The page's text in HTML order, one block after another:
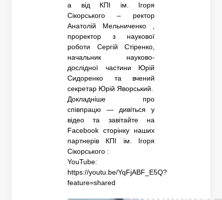
а від КПІ ім. Ігоря
Сікорського – ректор
Анатолій Мельниченко ,
проректор з наукової
роботи Сергій Стіренко,
начальник науково-
дослідної частини Юрій
Сидоренко та вчений
секретар Юрій Яворський.
Докладніше про
співпрацю — дивіться у
відео та завітайте на
Facebook сторінку наших
партнерів КПІ ім. Ігоря
Сікорського :
YouTube:
https://youtu.be/YqFjABF_E5Q?
feature=shared